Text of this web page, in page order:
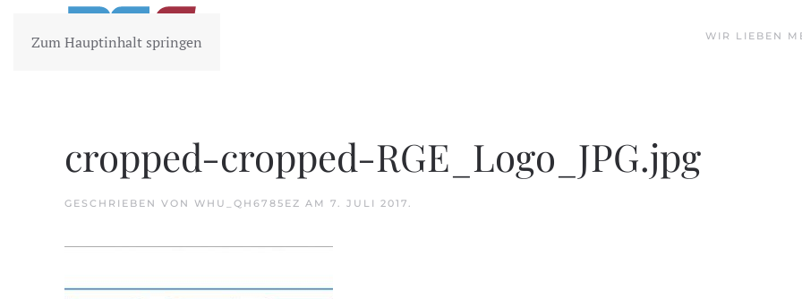
Zum Hauptinhalt springen WIR LIEBEN
cropped-cropped-RGE_Logo_JPG.jpg
GESCHRIEBEN VON WHU_QH6785EZ AM 7. JULI 2017.